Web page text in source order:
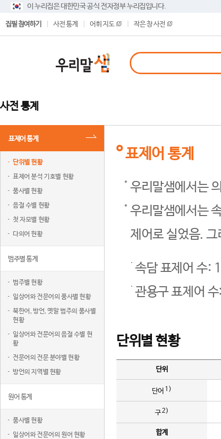
이 누리집은 대한민국 공식 전자정부 누리집입니다.
집필 참여하기 사전 통계 어휘 지도 작은 창 사전
사전 통계
표제어 통계
단위별 현황
표제어 분석 기호별 현황
품사별 현황
음절 수별 현황
첫 자모별 현황
다의어 현황
범주별 통계
범주별 현황
일상어와 전문어의 품사별 현황
북한어, 방언, 옛말 범주의 품사별
현황
일상어와 전문어의 음절 수별 현
황
전문어의 전문 분야별 현황
방언의 지역별 현황
원어 통계
품사별 현황
일상어와 전문어의 원어 현황
표제어 통계
우리말샘에서는
우리말샘에서는
제어로 실었음.
속담 표제어 수:
관용구 표제어
단위별 현황
단위
단어 1)
구2)
합계